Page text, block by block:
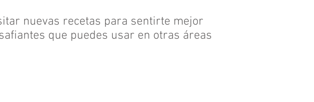
nuevas recetas para sentirte mejor
que puedes usar en otras áreas